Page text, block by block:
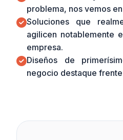
problema, nos vemos
Soluciones que
agilicen notablemente
empresa.
Diseños de
negocio destaque